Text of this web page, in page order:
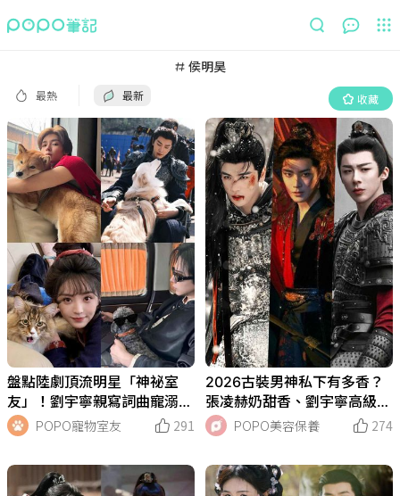
侯明昊
最熱 最新 收藏
收藏
盤點陸劇頂流明星「神祕室
友」！劉宇寧親寫詞曲寵溺、
田曦薇抱巨貓上班、侯明昊胖
柴不離身，私下根本全是卑微
毛孩奴！
POPO寵物室友 291
2026古裝男神私下有多香？
張凌赫奶甜香、劉宇寧高級玫
瑰香、侯明昊少年味，同款香
水全網瘋找、靠近直接淪陷！
POPO美容保養 274